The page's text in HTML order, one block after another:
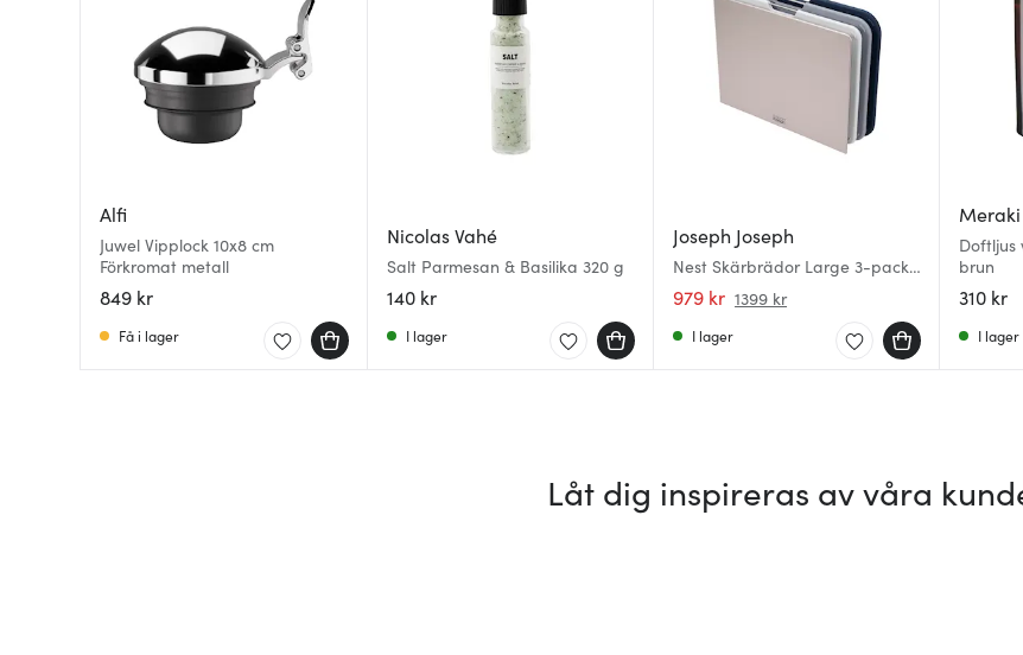
Alfi
Juwel Vipplock 10x8 cm
Förkromat metall
849 kr
Få i lager
Nicolas Vahé
Salt Parmesan & Basilika 320 g
140 kr
I lager
Joseph Joseph
Nest Skärbrädor Large 3-pack
Blå
979 kr 1399 kr
I lager
Meraki
Doftljus
brun
310 kr
I lager
Låt dig inspireras av våra